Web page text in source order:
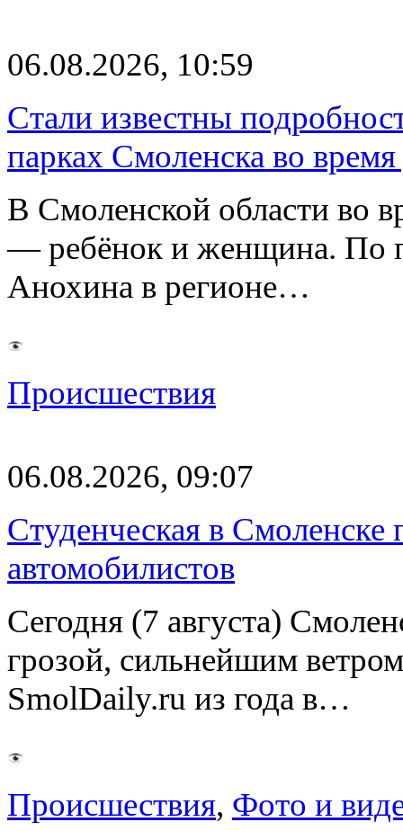
06.08.2026, 10:59
Стали известны
парках Смоленска во время
В Смоленской области во
— ребёнок и женщина. По
Анохина в регионе…
Происшествия
06.08.2026, 09:07
Студенческая в Смоленске
автомобилистов
Сегодня (7 августа)
грозой, сильнейшим
SmolDaily.ru из года в…
Происшествия, Фото и